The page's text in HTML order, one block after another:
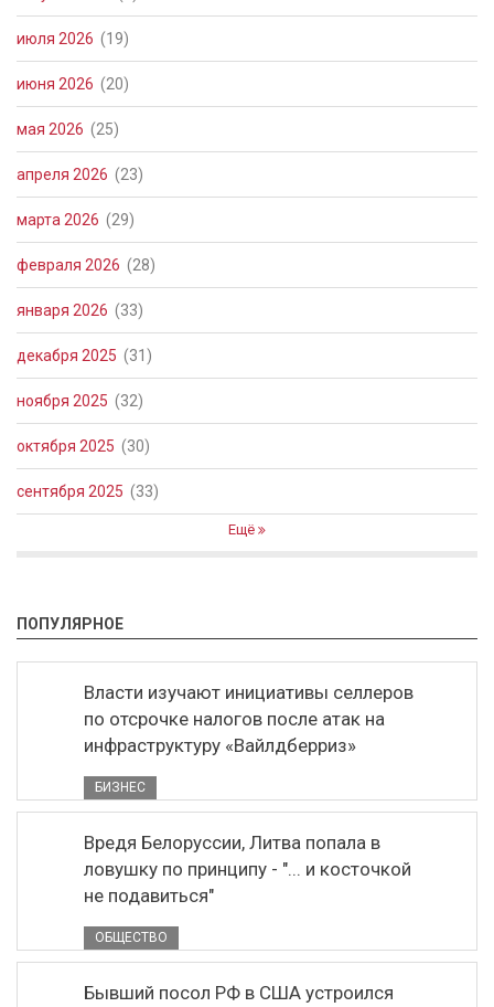
июля 2026 (19)
июня 2026 (20)
мая 2026 (25)
апреля 2026 (23)
марта 2026 (29)
февраля 2026 (28)
января 2026 (33)
декабря 2025 (31)
ноября 2025 (32)
октября 2025 (30)
сентября 2025 (33)
Ещё
ПОПУЛЯРНОЕ
Власти изучают инициативы селлеров
по отсрочке налогов после атак на
инфраструктуру «Вайлдберриз»
БИЗНЕС
Вредя Белоруссии, Литва попала в
ловушку по принципу - "... и косточкой
не подавиться"
ОБЩЕСТВО
Бывший посол РФ в США устроился